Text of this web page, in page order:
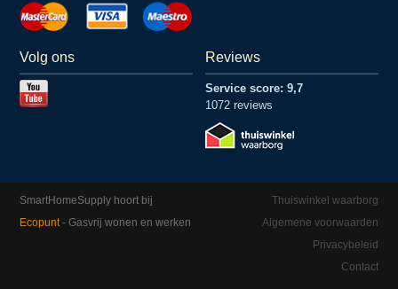
Volg ons Reviews
Service score: 9,7
1072 reviews
SmartHomeSupply hoort bij
Ecopunt- Gasvrij wonen en werken
Thuiswinkel waarborg
Algemene voorwaarden
Privacybeleid
Contact